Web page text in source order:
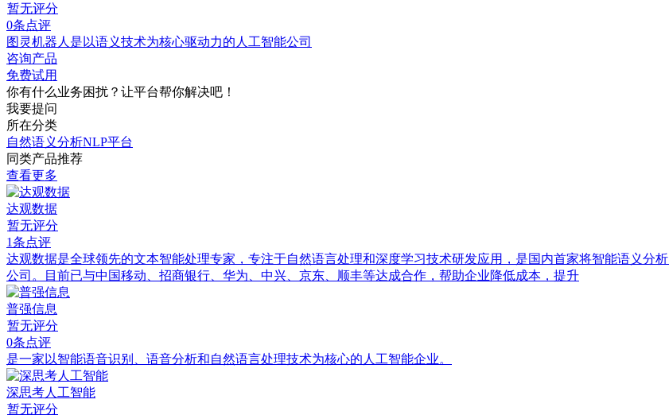
暂无评分
0条点评
图灵机器人是以语义技术为核心驱动力的人工智能公司
咨询产品
免费试用
你有什么业务困扰？让平台帮你解决吧！
我要提问
所在分类
自然语义分析NLP平台
同类产品推荐
查看更多
达观数据
暂无评分
1条点评
达观数据是全球领先的文本智能处理专家，专注于自然语言处理和深度学习技术研发应用，是国内首家将智能语义分
公司。目前已与中国移动、招商银行、华为、中兴、京东、顺丰等达成合作，帮助企业降低成本，提升
普强信息
暂无评分
0条点评
是一家以智能语音识别、语音分析和自然语言处理技术为核心的人工智能企业。
深思考人工智能
暂无评分